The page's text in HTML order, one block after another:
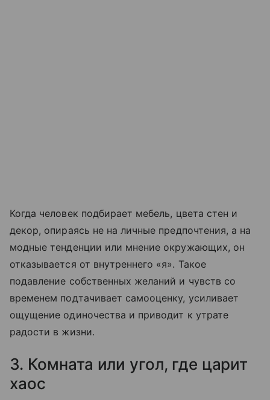
Когда человек подбирает мебель, цвета стен и
декор, опираясь не на личные предпочтения, а на
модные тенденции или мнение окружающих, он
отказывается от внутреннего «я». Такое
подавление собственных желаний и чувств со
временем подтачивает самооценку, усиливает
ощущение одиночества и приводит к утрате
радости в жизни.
3. Комната или угол, где царит
хаос